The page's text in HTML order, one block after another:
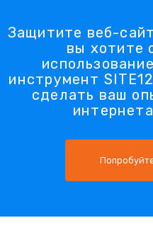
Защитите веб-
вы хотите
инструмент
сделать ваш